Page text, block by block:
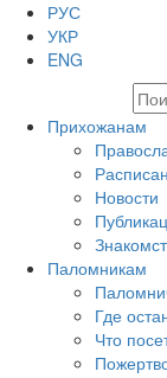
РУС
УКР
ENG
Прихожанам
Новости
Паломникам
Где
Что